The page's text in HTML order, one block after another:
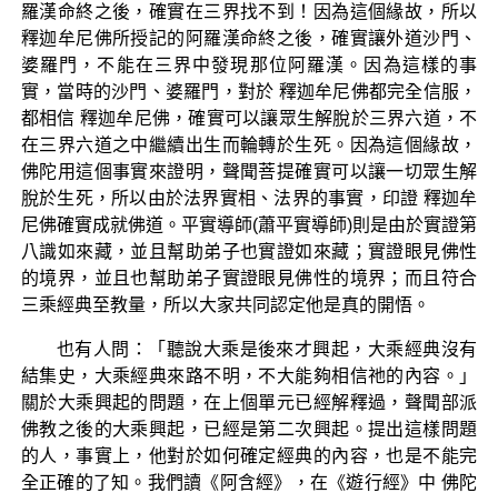
羅漢命終之後，確實在三界找不到！因為這個緣故，所以
釋迦牟尼佛所授記的阿羅漢命終之後，確實讓外道沙門、
婆羅門，不能在三界中發現那位阿羅漢。因為這樣的事
實，當時的沙門、婆羅門，對於 釋迦牟尼佛都完全信服，
都相信 釋迦牟尼佛，確實可以讓眾生解脫於三界六道，不
在三界六道之中繼續出生而輪轉於生死。因為這個緣故，
佛陀用這個事實來證明，聲聞菩提確實可以讓一切眾生解
脫於生死，所以由於法界實相、法界的事實，印證 釋迦牟
尼佛確實成就佛道。平實導師(蕭平實導師)則是由於實證第
八識如來藏，並且幫助弟子也實證如來藏；實證眼見佛性
的境界，並且也幫助弟子實證眼見佛性的境界；而且符合
三乘經典至教量，所以大家共同認定他是真的開悟。
也有人問：「聽說大乘是後來才興起，大乘經典沒有
結集史，大乘經典來路不明，不大能夠相信祂的內容。」
關於大乘興起的問題，在上個單元已經解釋過，聲聞部派
佛教之後的大乘興起，已經是第二次興起。提出這樣問題
的人，事實上，他對於如何確定經典的內容，也是不能完
全正確的了知。我們讀《阿含經》，在《遊行經》中 佛陀